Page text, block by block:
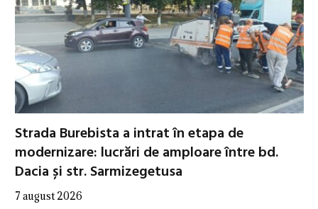
Strada Burebista a intrat în etapa de
modernizare: lucrări de amploare între bd.
Dacia și str. Sarmizegetusa
7 august 2026